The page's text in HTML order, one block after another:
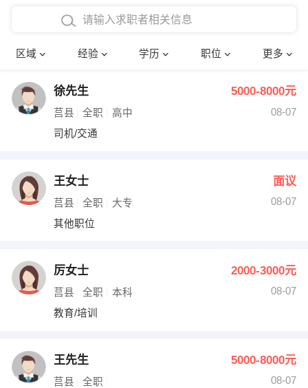
区域 经验 学历 职位 更多
在校学生工作经验
四年以上工作经验
五年以上工作经验
博士
文员 护士
财务会计
网络IT
收银员
水电/机修
编辑 法律
确定
徐先生 5000-8000元
莒县 全职 高中
08-07
司机/交通
王女士 面议
莒县 全职 大专
08-07
其他职位
厉女士 2000-3000元
莒县 全职 本科
08-07
教育/培训
王先生 5000-8000元
莒县 全职
08-07